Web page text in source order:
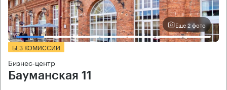
Еще 2 фото
БЕЗ КОМИССИИ
Бизнес-центр
Бауманская 11